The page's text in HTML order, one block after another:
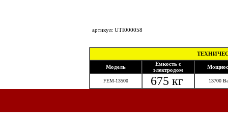
артикул: UTI000058
Модель
Емкость с
электродом
FEM-13500 675 кг 13700